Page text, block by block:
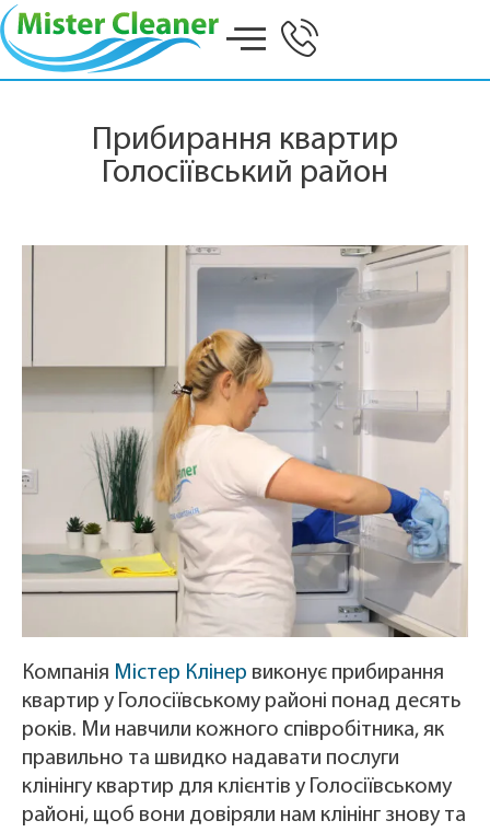
Прибирання квартир
Голосіївський район
Компанія Містер Клінер виконує прибирання
квартир у Голосіївському районі понад десять
років. Ми навчили кожного співробітника, як
правильно та швидко надавати послуги
клінінгу квартир для клієнтів у Голосіївському
районі, щоб вони довіряли нам клінінг знову та